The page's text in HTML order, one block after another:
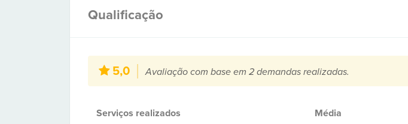
Qualificação
5,0 Avaliação com base em 2 demandas realizadas.
Serviços realizados Média